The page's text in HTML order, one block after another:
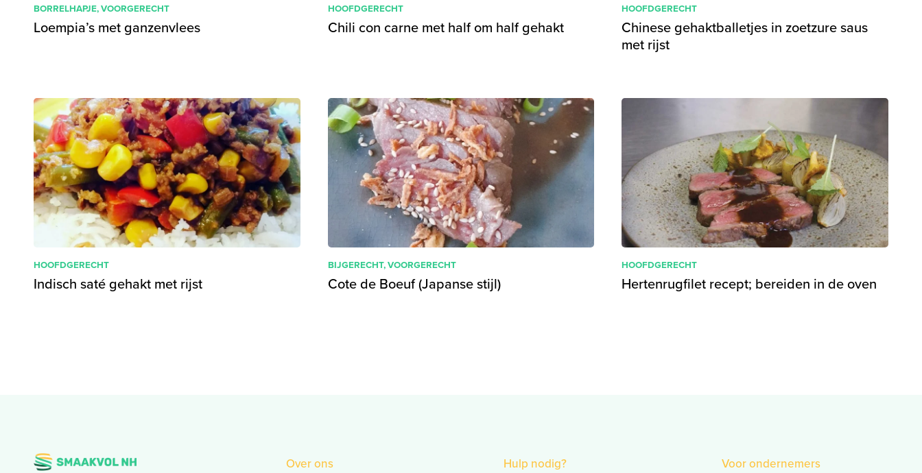
BORRELHAPJE,VOORGERECHT
Loempia’s met ganzenvlees
HOOFDGERECHT
Chili con carne met half om half gehakt
HOOFDGERECHT
Chinese gehaktballetjes in zoetzure saus
met rijst
HOOFDGERECHT
Indisch saté gehakt met rijst
BIJGERECHT,VOORGERECHT
Cote de Boeuf (Japanse stijl)
HOOFDGERECHT
Hertenrugfilet recept; bereiden in de oven
Over ons Hulp nodig? Voor ondernemers